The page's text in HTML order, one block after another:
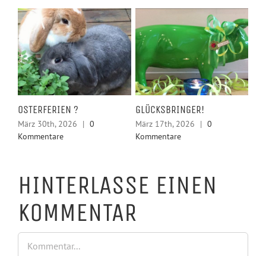
OSTERFERIEN ?
März 30th, 2026 | 0
Kommentare
GLÜCKSBRINGER!
März 17th, 2026 | 0
Kommentare
HINTERLASSE EINEN
KOMMENTAR
Kommentar